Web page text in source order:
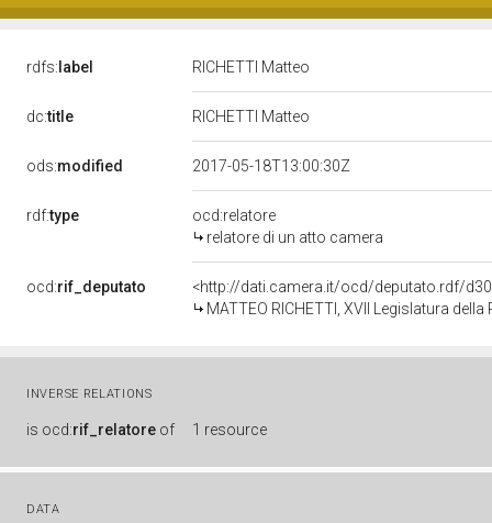
rdfs: label RICHETTI Matteo
dc:title RICHETTI Matteo
ods:modified 2017-05-18T13:00:30Z
rdf:type
ocd:relatore
relatore di un atto camera
ocd:rif_deputato
<http://dati.camera.it/ocd/deputato.rdf/
MATTEO RICHETTI, XVII Legislatura della
INVERSE RELATIONS
is ocd:rif_relatore of 1 resource
DATA